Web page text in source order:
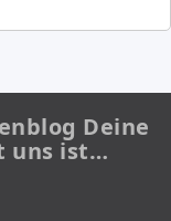
Deine
uns ist…